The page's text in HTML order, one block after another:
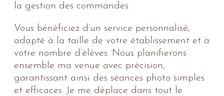
la gestion des commandes.
Vous bénéficiez d’un service personnalisé,
adapté à la taille de votre établissement et à
votre nombre d’élèves. Nous planifierons
ensemble ma venue avec précision,
garantissant ainsi des séances photo simples
et efficaces. Je me déplace dans tout le